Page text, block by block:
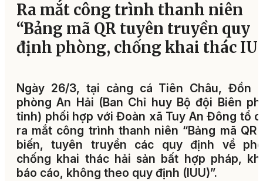
Ra mắt công trình thanh niên
“Bảng mã QR tuyên truyền quy
định phòng, chống khai thác
Ngày 26/3, tại cảng cá Tiên Châu, Đồn
phòng An Hải (Ban Chỉ huy Bộ đội Biên
tỉnh) phối hợp với Đoàn xã Tuy An Đông tổ
ra mắt công trình thanh niên “Bảng mã QR
biến, tuyên truyền các quy định về
chống khai thác hải sản bất hợp pháp,
báo cáo, không theo quy định (IUU)”.